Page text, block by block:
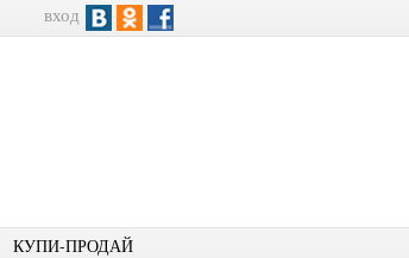
вход
КУПИ-ПРОДАЙ